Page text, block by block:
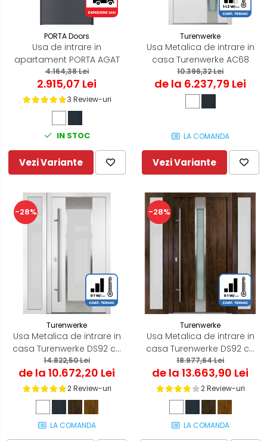
PORTA Doors
Usa de intrare in
apartament PORTA AGAT
4.164,38 Lei
2.915,07 Lei
3 Review-uri
IN STOC
Vezi Variante
Turenwerke
Usa Metalica de intrare in
casa Turenwerke AC68
10.396,32 Lei
de la 6.237,79 Lei
LA COMANDA
Vezi Variante
-28%
Turenwerke
Usa Metalica de intrare in
casa Turenwerke DS92 cu
luminator lateral
14.822,50 Lei
de la 10.672,20 Lei
2 Review-uri
LA COMANDA
-28%
Turenwerke
Usa Metalica de intrare in
casa Turenwerke DS92 cu
luminator lateral dublu
18.977,64 Lei
de la 13.663,90 Lei
2 Review-uri
LA COMANDA